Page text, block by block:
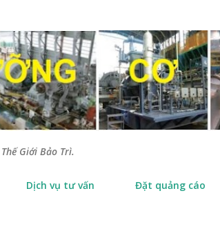
Giới Bảo Trì.
Dịch vụ tư vấn Đặt quảng cáo